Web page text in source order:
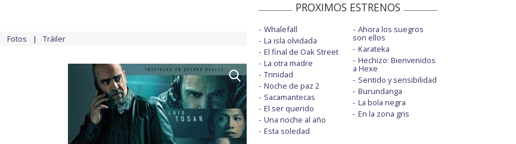
Fotos Tráiler
PROXIMOS ESTRENOS
Whalefall
La isla olvidada
El final de Oak Street
La otra madre
Trinidad
Noche de paz 2
Sacamantecas
El ser querido
Una noche al año
Esta soledad
Ahora los suegros
son ellos
Karateka
Hechizo: Bienvenidos
a Hexe
Sentido y sensibilidad
Burundanga
La bola negra
En la zona gris